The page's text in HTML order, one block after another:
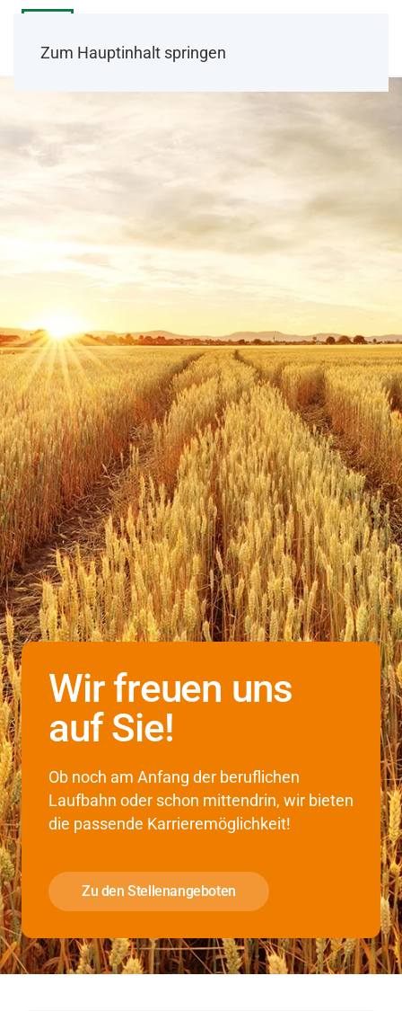
Zum Hauptinhalt springen
Wir freuen uns
auf Sie!
Ob noch am Anfang der beruflichen
Laufbahn oder schon mittendrin, wir bieten
die passende Karrieremöglichkeit!
Zu den Stellenangeboten